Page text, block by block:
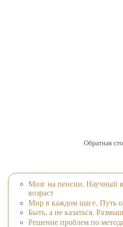
Обратная
Мозг на пенсии. Научный
возраст
Мир в каждом шаге. Путь
Быть, а не казаться.
Решение проблем по